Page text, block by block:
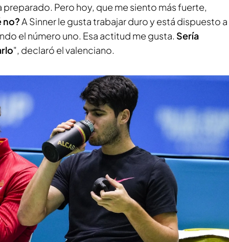
Pero hoy, que me siento más fuerte,
no?A Sinner le gusta trabajar duro y está dispuesto a
el número uno. Esa actitud me gusta. Sería
", declaró el valenciano.